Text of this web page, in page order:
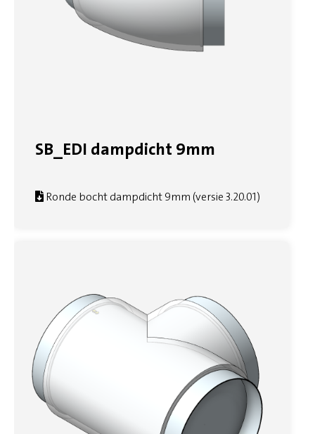
SB_EDI dampdicht 9mm
Ronde bocht dampdicht 9mm (versie 3.20.01)